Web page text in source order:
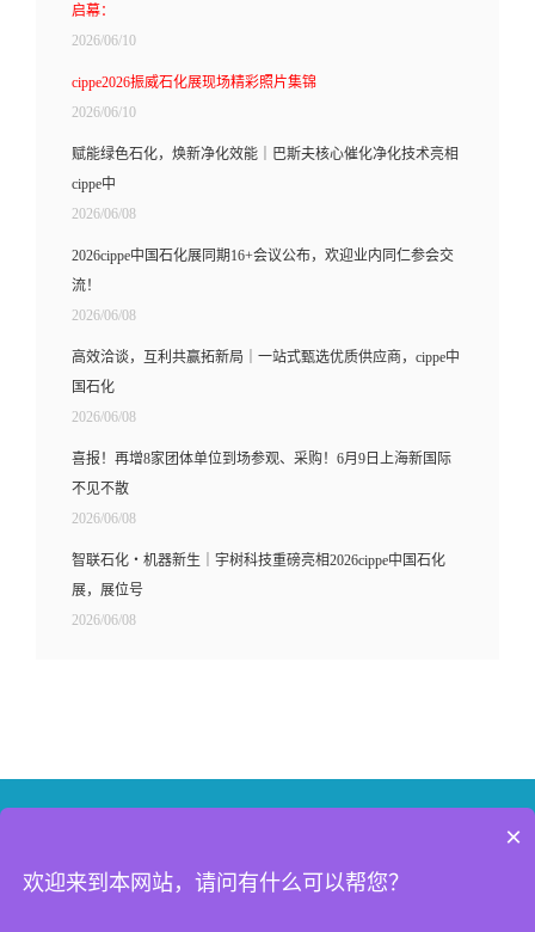
启幕：
2026/06/10
cippe2026振威石化展现场精彩照片集锦
2026/06/10
赋能绿色石化，焕新净化效能｜巴斯夫核心催化净化技术亮相
cippe中
2026/06/08
2026cippe中国石化展同期16+会议公布，欢迎业内同仁参会交
流！
2026/06/08
高效洽谈，互利共赢拓新局｜一站式甄选优质供应商，cippe中
国石化
2026/06/08
喜报！再增8家团体单位到场参观、采购！6月9日上海新国际
不见不散
2026/06/08
智联石化・机器新生｜宇树科技重磅亮相2026cippe中国石化
展，展位号
2026/06/08
×
欢迎来到本网站，请问有什么可以帮您？